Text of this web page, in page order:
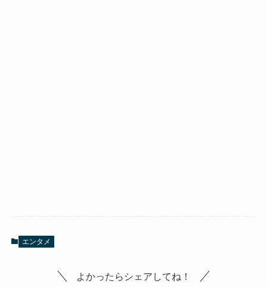
エンタメ
よかったらシェアしてね！